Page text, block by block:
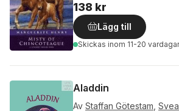
138 kr
Lägg till
Skickas inom 11-20 vardagar
Aladdin
Av Staffan Götestam